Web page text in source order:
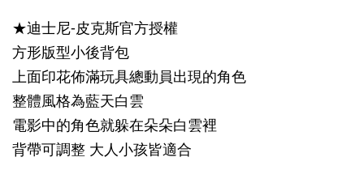
★迪士尼-皮克斯官方授權
方形版型小後背包
上面印花佈滿玩具總動員出現的角色
整體風格為藍天白雲
電影中的角色就躲在朵朵白雲裡
背帶可調整 大人小孩皆適合